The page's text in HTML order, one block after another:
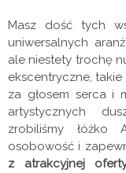
Masz dość tych
uniwersalnych
ale niestety trochę
ekscentryczne,
za głosem serca i
artystycznych
zrobiliśmy łóżko
osobowość i
z atrakcyjnej